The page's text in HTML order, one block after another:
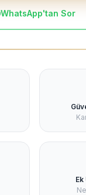
WhatsApp'tan Sor